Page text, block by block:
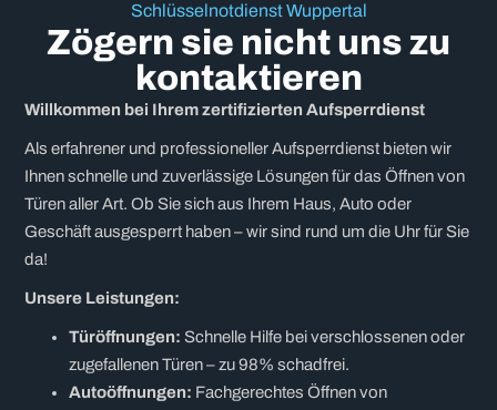
Schlüsselnotdienst Wuppertal
Zögern sie nicht uns zu
kontaktieren
Willkommen bei Ihrem zertifizierten Aufsperrdienst
Als erfahrener und professioneller Aufsperrdienst bieten wir
Ihnen schnelle und zuverlässige Lösungen für das Öffnen von
Türen aller Art. Ob Sie sich aus Ihrem Haus, Auto oder
Geschäft ausgesperrt haben – wir sind rund um die Uhr für Sie
da!
Unsere Leistungen:
Türöffnungen: Schnelle Hilfe bei verschlossenen oder
zugefallenen Türen – zu 98% schadfrei.
Autoöffnungen: Fachgerechtes Öffnen von